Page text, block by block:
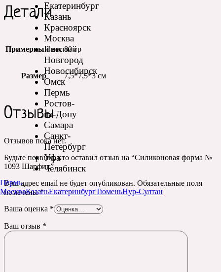
Екатеринбург
Казань
Красноярск
Москва
Нижний
Новгород
Новосибирск
Омск
Пермь
Ростов-
на-Дону
Самара
Санкт-
Петербург
Уфа
Челябинск
Пермь
МоскваКазаньЕкатеринбургТюменьНур-Султан
Детали
Примерный вес 80 гр
Размер 7,5*7,5*3 см
Отзывы
Отзывов пока нет.
Будьте первым, кто оставил отзыв на “Силиконовая форма №
1093 Шарфик”
Ваш адрес email не будет опубликован. Обязательные поля
помечены*
Ваша оценка *
Ваш отзыв *